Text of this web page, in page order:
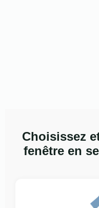
Choisissez
fenêtre en